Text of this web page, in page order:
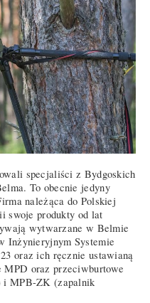
specjaliści z Bydgoskich
To obecnie jedyny
należąca do Polskiej
swoje produkty od lat
wytwarzane w Belmie
Inżynieryjnym Systemie
oraz ich ręcznie ustawianą
MPD oraz przeciwburtowe
i MPB-ZK (zapalnik